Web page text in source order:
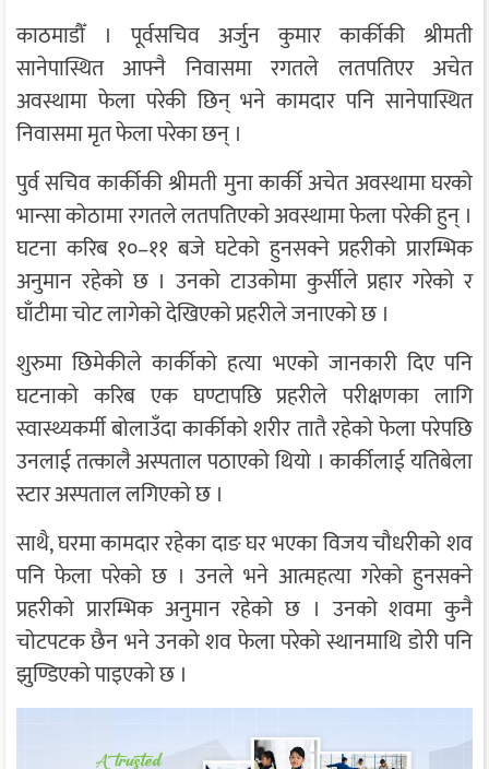
काठमाडौँ । पूर्वसचिव अर्जुन कुमार कार्कीकी श्रीमती
सानेपास्थित आफ्नै निवासमा रगतले लतपतिएर अचेत
अवस्थामा फेला परेकी छिन् भने कामदार पनि सानेपास्थित
निवासमा मृत फेला परेका छन् ।
पुर्व सचिव कार्कीकी श्रीमती मुना कार्की अचेत अवस्थामा घरको
भान्सा कोठामा रगतले लतपतिएको अवस्थामा फेला परेकी हुन् ।
घटना करिब १०–११ बजे घटेको हुनसक्ने प्रहरीको प्रारम्भिक
अनुमान रहेको छ । उनको टाउकोमा कुर्सीले प्रहार गरेको र
घाँटीमा चोट लागेको देखिएको प्रहरीले जनाएको छ ।
शुरुमा छिमेकीले कार्कीको हत्या भएको जानकारी दिए पनि
घटनाको करिब एक घण्टापछि प्रहरीले परीक्षणका लागि
स्वास्थ्यकर्मी बोलाउँदा कार्कीको शरीर तातै रहेको फेला परेपछि
उनलाई तत्कालै अस्पताल पठाएको थियो । कार्कीलाई यतिबेला
स्टार अस्पताल लगिएको छ ।
साथै, घरमा कामदार रहेका दाङ घर भएका विजय चौधरीको शव
पनि फेला परेको छ । उनले भने आत्महत्या गरेको हुनसक्ने
प्रहरीको प्रारम्भिक अनुमान रहेको छ । उनको शवमा कुनै
चोटपटक छैन भने उनको शव फेला परेको स्थानमाथि डोरी पनि
झुण्डिएको पाइएको छ ।